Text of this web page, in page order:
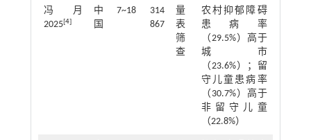
冯月
2025[4]
中
国
7~18
314
867
量
表
筛
查
农村抑郁障碍
患病率
（29.5%）高于
城市
（23.6%）；留
守儿童患病率
（30.7%）高于
非留守儿童
（22.8%）